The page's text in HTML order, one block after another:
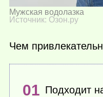
Мужская водолазка
Источник: Озон.ру
Чем
Подходит